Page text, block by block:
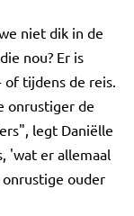
niet dik in de
nou? Er is
of tijdens de reis.
onrustiger de
legt Daniëlle
'wat er allemaal
ouder